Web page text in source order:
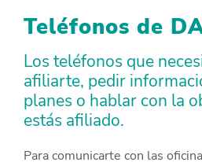
Teléfonos de
Los teléfonos que
afiliarte, pedir
planes o hablar con la
estás afiliado.
Para comunicarte con las